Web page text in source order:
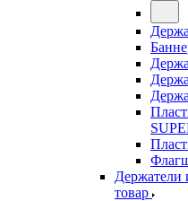
Держатели
товар